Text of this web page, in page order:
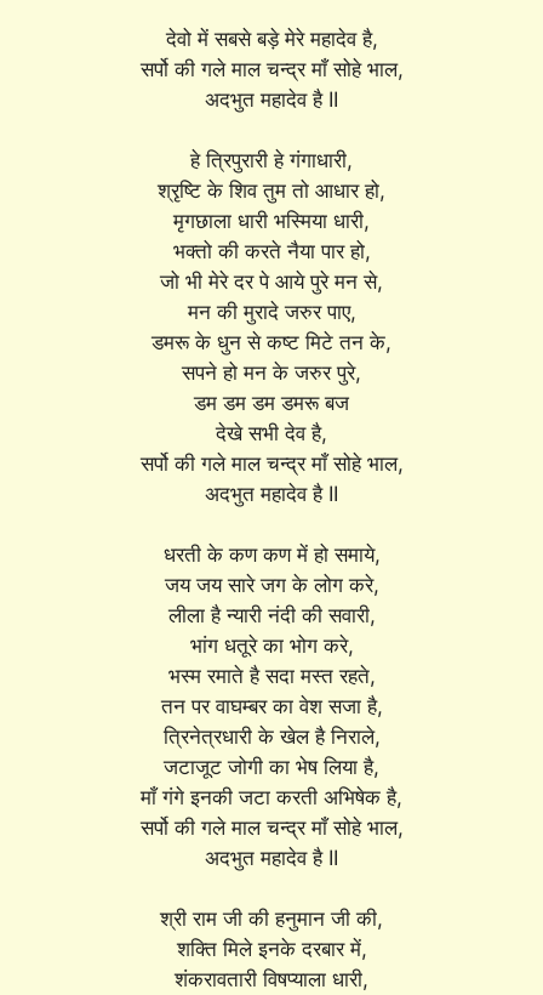
देवो में सबसे बड़े मेरे महादेव है,
सर्पो की गले माल चन्द्र माँ सोहे भाल,
अदभुत महादेव है II
हे त्रिपुरारी हे गंगाधारी,
श्रृष्टि के शिव तुम तो आधार हो,
मृगछाला धारी भस्मिया धारी,
भक्तो की करते नैया पार हो,
जो भी मेरे दर पे आये पुरे मन से,
मन की मुरादे जरुर पाए,
डमरू के धुन से कष्ट मिटे तन के,
सपने हो मन के जरुर पुरे,
डम डम डम डमरू बज
देखे सभी देव है,
सर्पो की गले माल चन्द्र माँ सोहे भाल,
अदभुत महादेव है II
धरती के कण कण में हो समाये,
जय जय सारे जग के लोग करे,
लीला है न्यारी नंदी की सवारी,
भांग धतूरे का भोग करे,
भस्म रमाते है सदा मस्त रहते,
तन पर वाघम्बर का वेश सजा है,
त्रिनेत्रधारी के खेल है निराले,
जटाजूट जोगी का भेष लिया है,
माँ गंगे इनकी जटा करती अभिषेक है,
सर्पो की गले माल चन्द्र माँ सोहे भाल,
अदभुत महादेव है II
श्री राम जी की हनुमान जी की,
शक्ति मिले इनके दरबार में,
शंकरावतारी विषप्याला धारी,